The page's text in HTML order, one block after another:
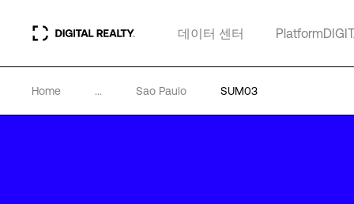
데이터 센터
Home ... Sao Paulo SUM03